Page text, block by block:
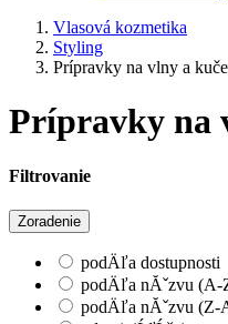
Vlasová kozmetika
Styling
Prípravky na vlny a
Prípravky na
Filtrovanie
Zoradenie
podÄľa dostupnosti
podÄľa nĂˇzvu (A-
podÄľa nĂˇzvu (Z-